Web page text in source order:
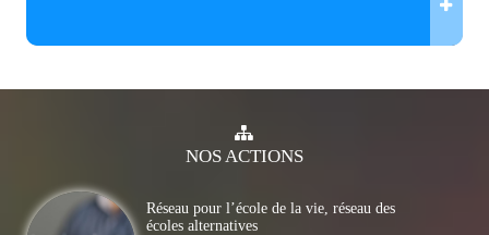
NOSACTIONS
Réseau pour l’école de la vie, réseau des
écoles alternatives